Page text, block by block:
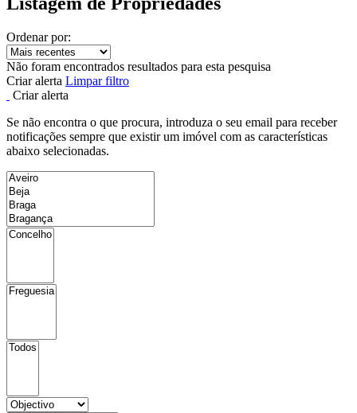
Ordenar por:
Não foram encontrados resultados para esta pesquisa
Criar alerta Limpar filtro
Criar alerta
Se não encontra o que procura, introduza o seu email para receber
notificações sempre que existir um imóvel com as características
abaixo selecionadas.